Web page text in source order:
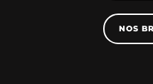
NOS